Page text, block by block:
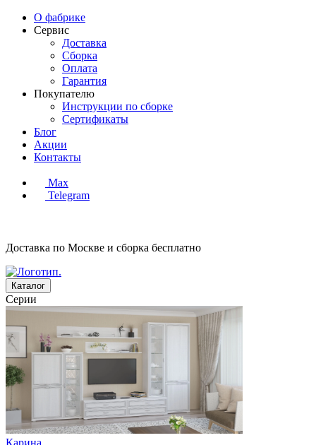
О фабрике
Сервис
Доставка
Сборка
Оплата
Гарантия
Покупателю
Инструкции по сборке
Сертификаты
Блог
Акции
Контакты
Max
Telegram
Доставка по Москве и сборка бесплатно
Каталог
Серии
Карина